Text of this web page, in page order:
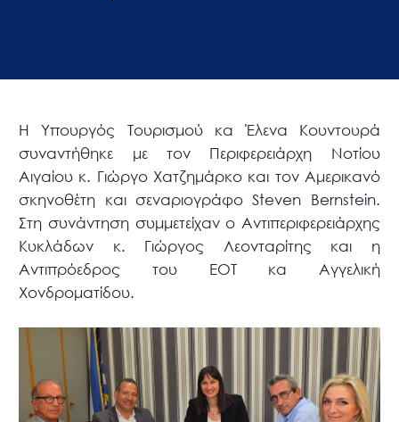
Η Υπουργός Τουρισμού κα Έλενα Κουντουρά
συναντήθηκε με τον Περιφερειάρχη Νοτίου
Αιγαίου κ. Γιώργο Χατζημάρκο και τον Αμερικανό
σκηνοθέτη και σεναριογράφο Steven Bernstein.
Στη συνάντηση συμμετείχαν ο Αντιπεριφερειάρχης
Κυκλάδων κ. Γιώργος Λεονταρίτης και η
Αντιπρόεδρος του ΕΟΤ κα Αγγελική
Χονδροματίδου.